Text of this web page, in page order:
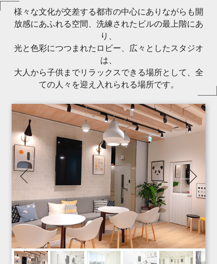
様々な文化が交差する都市の中心にありながらも開
放感にあふれる空間、洗練されたビルの最上階にあ
り、
光と色彩につつまれたロビー、広々としたスタジオ
は、
大人から子供までリラックスできる場所として、全
ての人々を迎え入れられる場所です。